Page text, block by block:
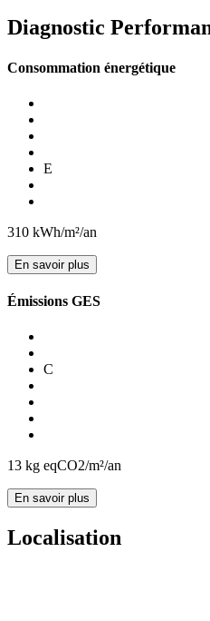
Diagnostic
Consommation énergétique
E
310 kWh/m²/an
En savoir plus
Émissions GES
C
13 kg eqCO2/m²/an
En savoir plus
Localisation